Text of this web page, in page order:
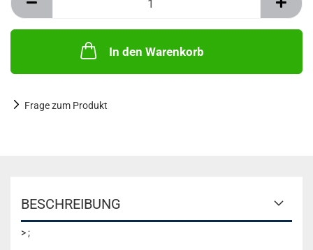
In den Warenkorb
Frage zum Produkt
BESCHREIBUNG
> ;